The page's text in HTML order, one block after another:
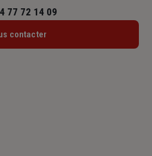
09h – 12h / 14h – 17h
77 72 14 09
contacter